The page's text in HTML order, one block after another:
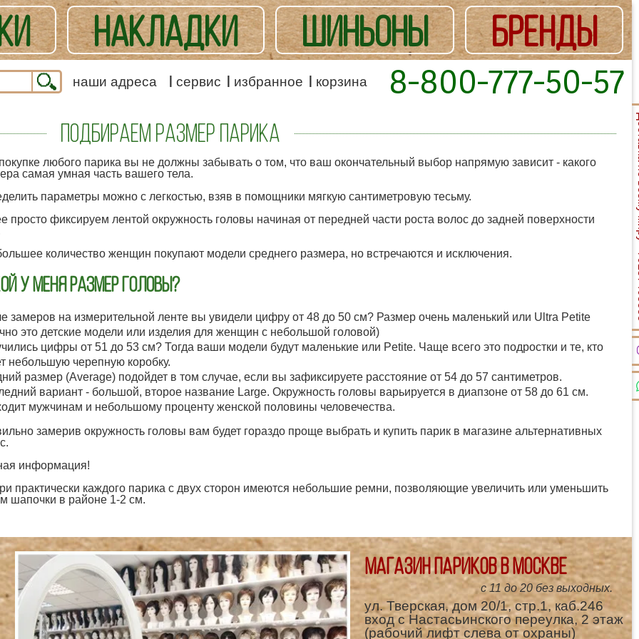
НАКЛАДКИ ШИНЬОНЫ БРЕНДЫ
наши адреса сервис избранное корзина 8-800-777-50-57
Подбираем размер парика
любого парика вы не должны забывать о том, что ваш окончательный выбор напрямую зависит - какого
самая умная часть вашего тела.
параметры можно с легкостью, взяв в помощники мягкую сантиметровую тесьму.
просто фиксируем лентой окружность головы начиная от передней части роста волос до задней поверхности
количество женщин покупают модели среднего размера, но встречаются и исключения.
у меня размер головы?
замеров на измерительной ленте вы увидели цифру от 48 до 50 см? Размер очень маленький или Ultra Petite
это детские модели или изделия для женщин с небольшой головой)
цифры от 51 до 53 см? Тогда ваши модели будут маленькие или Petite. Чаще всего это подростки и те, кто
небольшую черепную коробку.
размер (Average) подойдет в том случае, если вы зафиксируете расстояние от 54 до 57 сантиметров.
вариант - большой, второе название Large. Окружность головы варьируется в диапзоне от 58 до 61 см.
мужчинам и небольшому проценту женской половины человечества.
замерив окружность головы вам будет гораздо проще выбрать и купить парик в магазине альтернативных
информация!
практически каждого парика с двух сторон имеются небольшие ремни, позволяющие увеличить или уменьшить
шапочки в районе 1-2 см.
Магазин париков в Москве
с 11 до 20 без выходных.
ул. Тверская, дом 20/1, стр.1, каб.246
вход с Настасьинского переулка, 2 этаж
(рабочий лифт слева от охраны)